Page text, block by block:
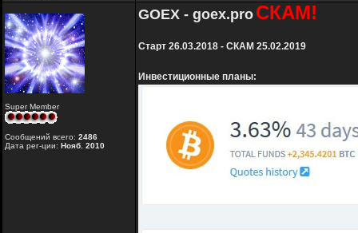
Super Member
Сообщений всего: 2486
Дата рег-ции: Нояб. 2010
GOEX - goex.pro СКАМ!
Старт 26.03.2018 - СКАМ 25.02.2019
Инвестиционные планы: